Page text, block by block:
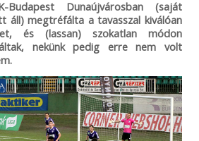
Budapest Dunaújvárosban (saját
áll) megtréfálta a tavasszal kiválóan
és (lassan) szokatlan módon
nekünk pedig erre nem volt